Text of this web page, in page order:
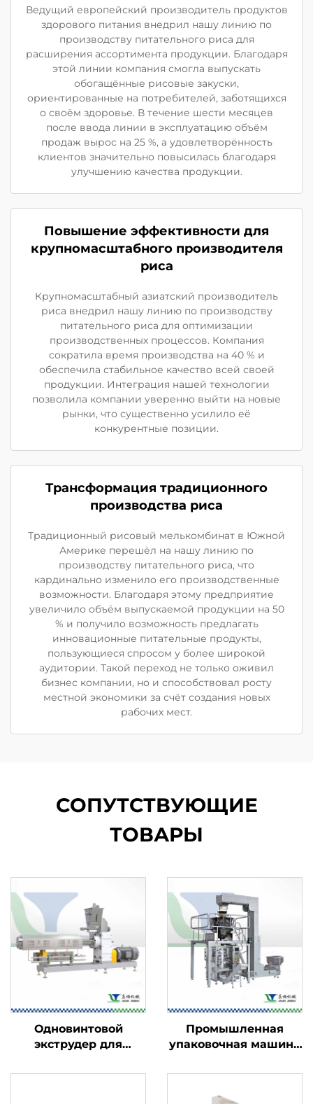
Ведущий европейский производитель продуктов
здорового питания внедрил нашу линию по
производству питательного риса для
расширения ассортимента продукции. Благодаря
этой линии компания смогла выпускать
обогащённые рисовые закуски,
ориентированные на потребителей, заботящихся
о своём здоровье. В течение шести месяцев
после ввода линии в эксплуатацию объём
продаж вырос на 25 %, а удовлетворённость
клиентов значительно повысилась благодаря
улучшению качества продукции.
Повышение эффективности для
крупномасштабного производителя
риса
Крупномасштабный азиатский производитель
риса внедрил нашу линию по производству
питательного риса для оптимизации
производственных процессов. Компания
сократила время производства на 40 % и
обеспечила стабильное качество всей своей
продукции. Интеграция нашей технологии
позволила компании уверенно выйти на новые
рынки, что существенно усилило её
конкурентные позиции.
Трансформация традиционного
производства риса
Традиционный рисовый мелькомбинат в Южной
Америке перешёл на нашу линию по
производству питательного риса, что
кардинально изменило его производственные
возможности. Благодаря этому предприятие
увеличило объём выпускаемой продукции на 50
% и получило возможность предлагать
инновационные питательные продукты,
пользующиеся спросом у более широкой
аудитории. Такой переход не только оживил
бизнес компании, но и способствовал росту
местной экономики за счёт создания новых
рабочих мест.
СОПУТСТВУЮЩИЕ
ТОВАРЫ
Одновинтовой
экструдер для
Промышленная
упаковочная машина
продуктов